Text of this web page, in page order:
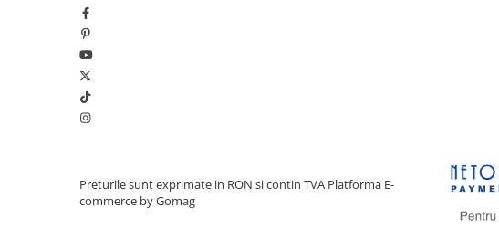
Preturile sunt exprimate in RON si contin TVA Platforma E-
commerce by Gomag